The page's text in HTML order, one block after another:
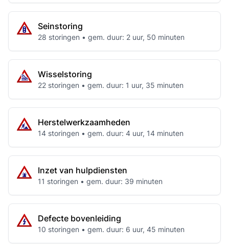
Seinstoring
28 storingen • gem. duur: 2 uur, 50 minuten
Wisselstoring
22 storingen • gem. duur: 1 uur, 35 minuten
Herstelwerkzaamheden
14 storingen • gem. duur: 4 uur, 14 minuten
Inzet van hulpdiensten
11 storingen • gem. duur: 39 minuten
Defecte bovenleiding
10 storingen • gem. duur: 6 uur, 45 minuten